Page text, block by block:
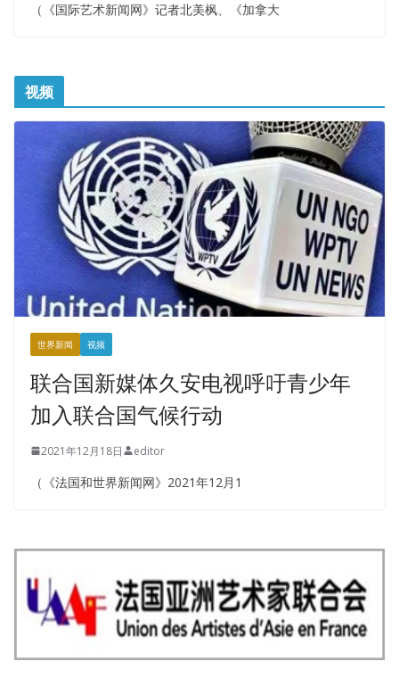
（《国际艺术新闻网》记者北美枫、《加拿大
视频
世界新闻 视频
联合国新媒体久安电视呼吁青少年
加入联合国气候行动
2021年12月18日 editor
（《法国和世界新闻网》2021年12月1